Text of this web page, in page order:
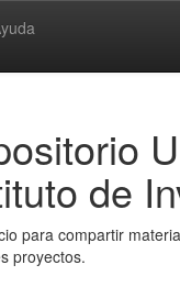
de
para compartir
proyectos.